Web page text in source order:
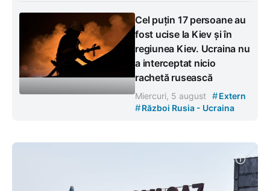
Cel puțin 17 persoane au
fost ucise la Kiev și în
regiunea Kiev. Ucraina nu
a interceptat nicio
rachetă rusească
Miercuri, 5 august #Extern
#Război Rusia - Ucraina